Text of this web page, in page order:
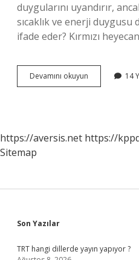
duygularını uyandırır,
sıcaklık ve enerji
ifade eder? Kırmızı
Devamını okuyun Sonsuzluğun
Rengi
14
https://aversis.net https://
Sitemap
Sidebar
Son Yazılar
TRT hangi dillerde yayın yapıyor ?